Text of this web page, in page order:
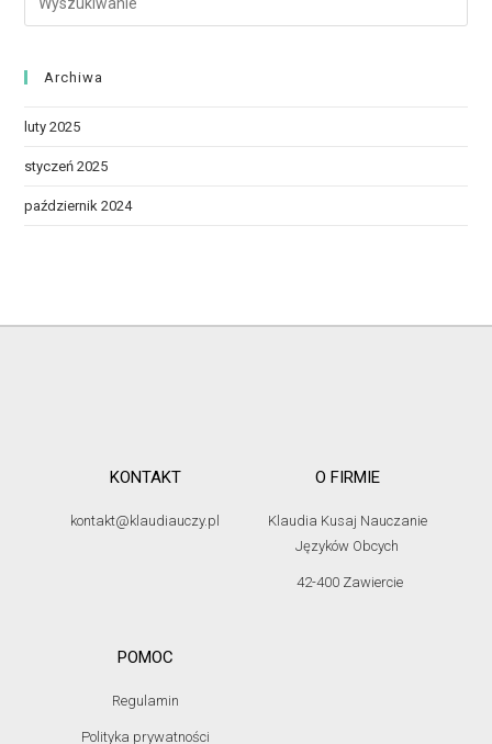
Archiwa
luty 2025
styczeń 2025
październik 2024
KONTAKT
kontakt@klaudiauczy.pl
O FIRMIE
Klaudia Kusaj Nauczanie
Języków Obcych
42-400 Zawiercie
POMOC
Regulamin
Polityka prywatności